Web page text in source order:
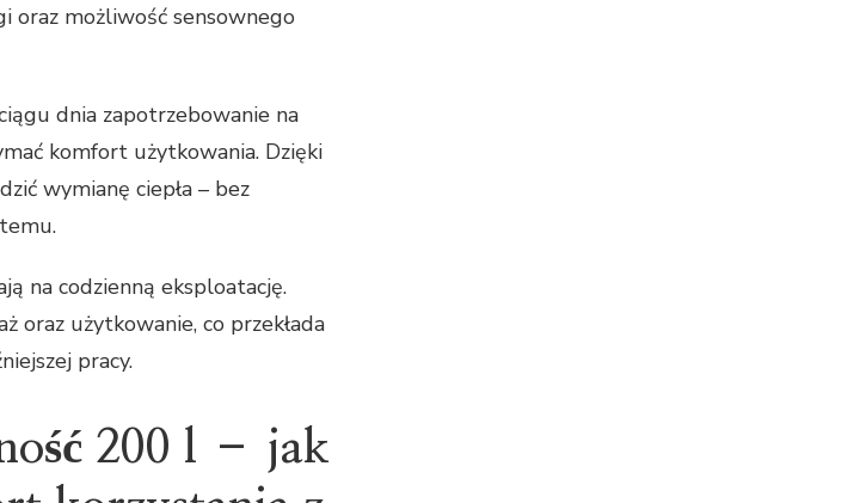
oraz możliwość sensownego
dnia zapotrzebowanie na
komfort użytkowania. Dzięki
wymianę ciepła – bez
na codzienną eksploatację.
oraz użytkowanie, co przekłada
pracy.
200 l – jak